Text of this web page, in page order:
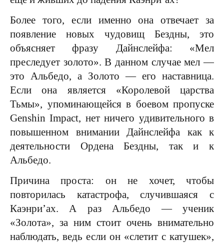
Более того, если именно она отвечает за
появление новых чудовищ Бездны, это
объясняет фразу Дайнслейфа: «Мел
преследует золото». В данном случае мел —
это Альбедо, а Золото — его наставница.
Если она является «Королевой царства
Тьмы», упоминающейся в боевом пропуске
Genshin Impact, нет ничего удивительного в
повышенном внимании Дайнслейфа как к
деятельности Ордена Бездны, так и к
Альбедо.
Причина проста: он не хочет, чтобы
повторилась катастрофа, случившаяся с
Каэнри’ах. А раз Альбедо — ученик
«Золота», за ним стоит очень внимательно
наблюдать, ведь если он «слетит с катушек»,